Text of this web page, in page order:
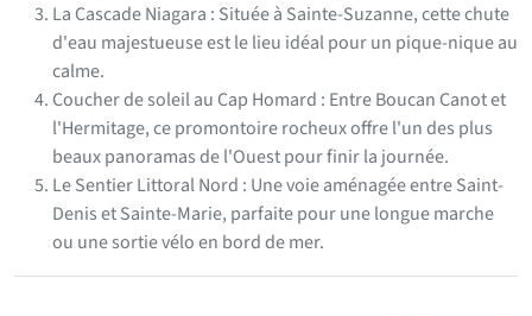
La Cascade Niagara : Située à Sainte-Suzanne, cette chute
d'eau majestueuse est le lieu idéal pour un pique-nique au
calme.
Coucher de soleil au Cap Homard : Entre Boucan Canot et
l'Hermitage, ce promontoire rocheux offre l'un des plus
beaux panoramas de l'Ouest pour finir la journée.
Le Sentier Littoral Nord : Une voie aménagée entre Saint-
Denis et Sainte-Marie, parfaite pour une longue marche
ou une sortie vélo en bord de mer.